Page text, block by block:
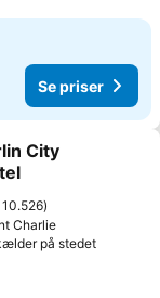
Se priser
City
10.526
Charlie
på stedet